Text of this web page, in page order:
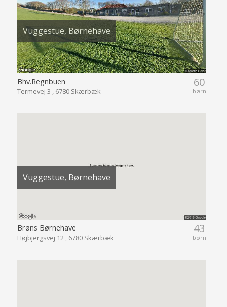
Vuggestue, Børnehave
60
børn
Bhv.Regnbuen
Termevej 3 , 6780 Skærbæk
Vuggestue, Børnehave
43
børn
Brøns Børnehave
Højbjergsvej 12 , 6780 Skærbæk